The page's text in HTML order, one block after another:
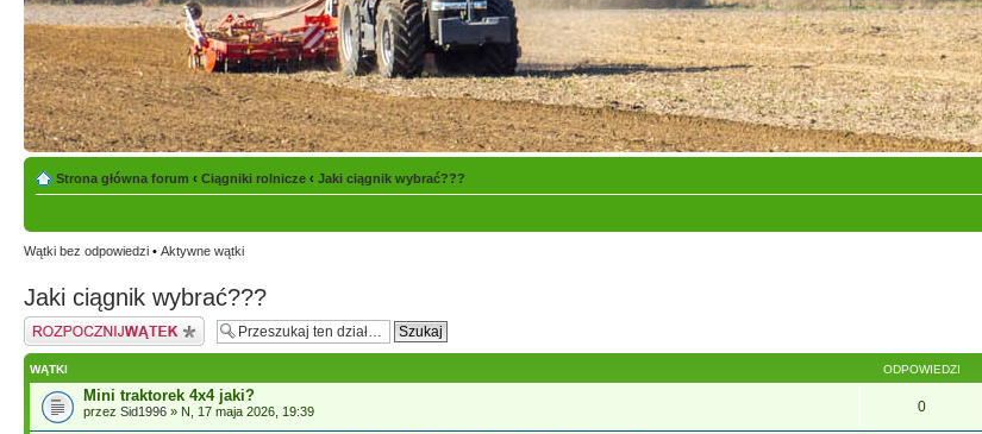
Strona główna forum ‹ Ciągniki rolnicze ‹ Jaki ciągnik wybrać???
Wątki bez odpowiedzi • Aktywne wątki
Jaki ciągnik wybrać???
Napisz wątek
WĄTKI ODPOWIEDZI
Mini traktorek 4x4 jaki?
przez Sid1996 » N, 17 maja 2026, 19:39 0